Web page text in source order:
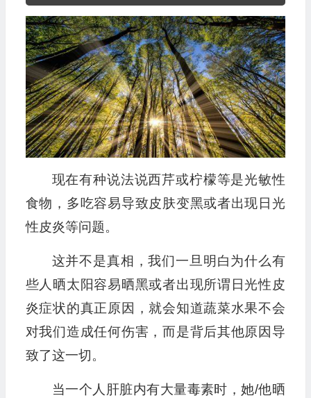
频
播
放
器
现在有种说法说西芹或柠檬等是光敏性
食物，多吃容易导致皮肤变黑或者出现日光
性皮炎等问题。
这并不是真相，我们一旦明白为什么有
些人晒太阳容易晒黑或者出现所谓日光性皮
炎症状的真正原因，就会知道蔬菜水果不会
对我们造成任何伤害，而是背后其他原因导
致了这一切。
当一个人肝脏内有大量毒素时，她/他晒